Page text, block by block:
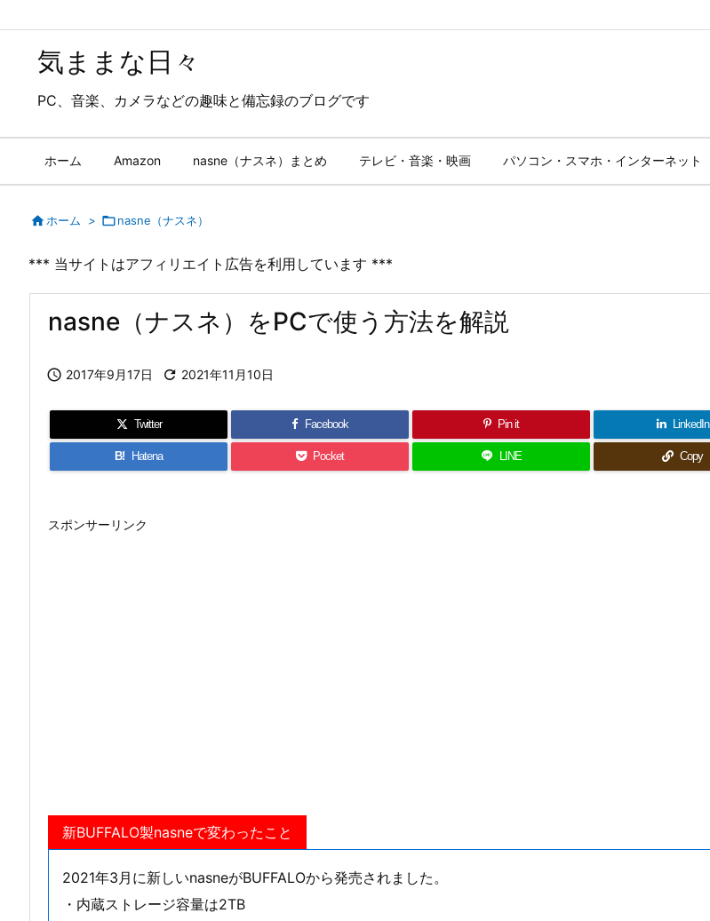
気ままな日々
PC、音楽、カメラなどの趣味と備忘録のブログです
ホーム Amazon nasne（ナスネ）まとめ テレビ・音楽・映画 パソコン・スマホ・インターネット
ホーム > nasne（ナスネ）
*** 当サイトはアフィリエイト広告を利用しています ***
nasne（ナスネ）をPCで使う方法を解説
 2017年9月17日  2021年11月10日
Twitter Facebook Pin it LinkedIn
B! Hatena Pocket LINE Copy
スポンサーリンク
新BUFFALO製nasneで変わったこと
2021年3月に新しいnasneがBUFFALOから発売されました。
・内蔵ストレージ容量は2TB